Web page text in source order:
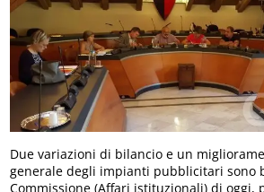
Due variazioni di bilancio e un
generale degli impianti pubblicitari sono
Commissione (Affari istituzionali) di oggi,